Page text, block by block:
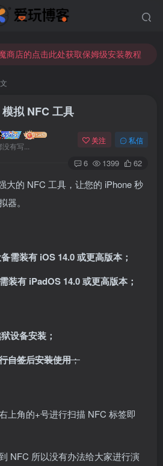
商店的点击此处获取保姆级安装教程
商店的点击此处获取保姆级安装教程
拟 NFC 工具
有写...
关注 私信
6 1399 62
大的 NFC 工具，让您的 iPhone 秒
器。
需装有 iOS 14.0 或更高版本；
装有 iPadOS 14.0 或更高版本；
设备安装；
自签后安装使用；
上角的+号进行扫描 NFC 标签即
NFC 所以没有办法给大家进行演
登录